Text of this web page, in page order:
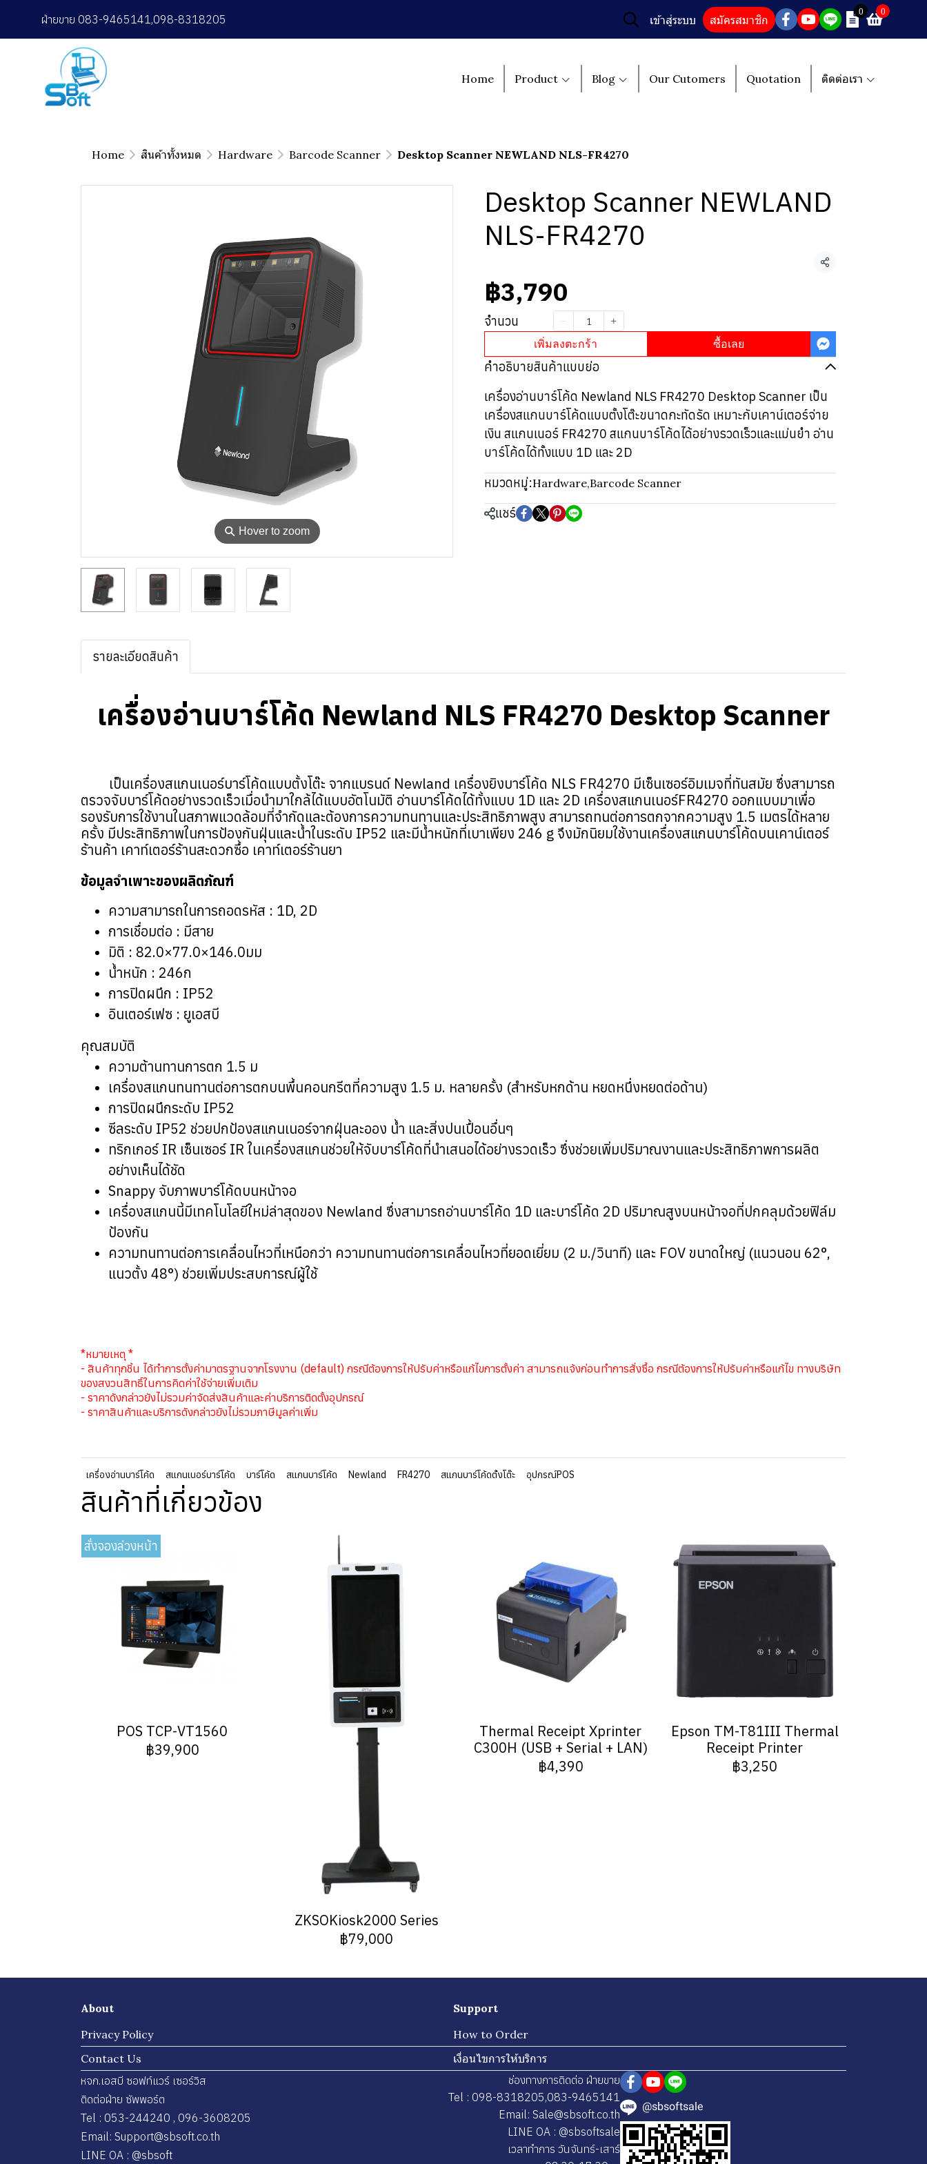
ฝ่ายขาย 083-9465141,098-8318205 เข้าสู่ระบบ สมัครสมาชิก
0 0
Home Product Blog Our Cutomers Quotation ติดต่อเรา
Home สินค้าทั้งหมด Hardware Barcode Scanner Desktop Scanner NEWLAND NLS-FR4270
⚲ Hover to zoom
Desktop Scanner NEWLAND
NLS-FR4270
แชร์
฿3,790
จำนวน
เพิ่มลงตะกร้า ซื้อเลย
คำอธิบายสินค้าแบบย่อ
เครื่องอ่านบาร์โค้ด Newland NLS FR4270 Desktop Scanner เป็น
เครื่องสแกนบาร์โค้ดแบบตั้งโต๊ะขนาดกะทัดรัด เหมาะกับเคาน์เตอร์จ่าย
เงิน สแกนเนอร์ FR4270 สแกนบาร์โค้ดได้อย่างรวดเร็วและแม่นยำ อ่าน
บาร์โค้ดได้ทั้งแบบ 1D และ 2D
หมวดหมู่:Hardware,Barcode Scanner
แชร์
รายละเอียดสินค้า
เครื่องอ่านบาร์โค้ด Newland NLS FR4270 Desktop Scanner
เป็นเครื่องสแกนเนอร์บาร์โค้ดแบบตั้งโต๊ะ จากแบรนด์ Newland เครื่องยิงบาร์โค้ด NLS FR4270 มีเซ็นเซอร์อิมเมจที่ทันสมัย ซึ่งสามารถ
ตรวจจับบาร์โค้ดอย่างรวดเร็วเมื่อนำมาใกล้ได้แบบอัตโนมัติ อ่านบาร์โค้ดได้ทั้งแบบ 1D และ 2D เครื่องสแกนเนอร์FR4270 ออกแบบมาเพื่อ
รองรับการใช้งานในสภาพแวดล้อมที่จำกัดและต้องการความทนทานและประสิทธิภาพสูง สามารถทนต่อการตกจากความสูง 1.5 เมตรได้หลาย
ครั้ง มีประสิทธิภาพในการป้องกันฝุ่นและน้ำในระดับ IP52 และมีน้ำหนักที่เบาเพียง 246 g จึงมักนิยมใช้งานเครื่องสแกนบาร์โค้ดบนเคาน์เตอร์
ร้านค้า เคาท์เตอร์ร้านสะดวกซื้อ เคาท์เตอร์ร้านยา
ข้อมูลจำเพาะของผลิตภัณฑ์
ความสามารถในการถอดรหัส : 1D, 2D
การเชื่อมต่อ : มีสาย
มิติ : 82.0×77.0×146.0มม
น้ำหนัก : 246ก
การปิดผนึก : IP52
อินเตอร์เฟซ : ยูเอสบี
คุณสมบัติ
ความต้านทานการตก 1.5 ม
เครื่องสแกนทนทานต่อการตกบนพื้นคอนกรีตที่ความสูง 1.5 ม. หลายครั้ง (สำหรับหกด้าน หยดหนึ่งหยดต่อด้าน)
การปิดผนึกระดับ IP52
ซีลระดับ IP52 ช่วยปกป้องสแกนเนอร์จากฝุ่นละออง น้ำ และสิ่งปนเปื้อนอื่นๆ
ทริกเกอร์ IR เซ็นเซอร์ IR ในเครื่องสแกนช่วยให้จับบาร์โค้ดที่นำเสนอได้อย่างรวดเร็ว ซึ่งช่วยเพิ่มปริมาณงานและประสิทธิภาพการผลิต
อย่างเห็นได้ชัด
Snappy จับภาพบาร์โค้ดบนหน้าจอ
เครื่องสแกนนี้มีเทคโนโลยีใหม่ล่าสุดของ Newland ซึ่งสามารถอ่านบาร์โค้ด 1D และบาร์โค้ด 2D ปริมาณสูงบนหน้าจอที่ปกคลุมด้วยฟิล์ม
ป้องกัน
ความทนทานต่อการเคลื่อนไหวที่เหนือกว่า ความทนทานต่อการเคลื่อนไหวที่ยอดเยี่ยม (2 ม./วินาที) และ FOV ขนาดใหญ่ (แนวนอน 62°,
แนวตั้ง 48°) ช่วยเพิ่มประสบการณ์ผู้ใช้
*หมายเหตุ *
- สินค้าทุกชิ้น ได้ทำการตั้งค่ามาตรฐานจากโรงงาน (default) กรณีต้องการให้ปรับค่าหรือแก้ไขการตั้งค่า สามารถแจ้งก่อนทำการสั่งซื้อ กรณีต้องการให้ปรับค่าหรือแก้ไข ทางบริษัท
ของสงวนสิทธิ์ในการคิดค่าใช้จ่ายเพิ่มเติม
- ราคาดังกล่าวยังไม่รวมค่าจัดส่งสินค้าและค่าบริการติดตั้งอุปกรณ์
- ราคาสินค้าและบริการดังกล่าวยังไม่รวมภาษีมูลค่าเพิ่ม
เครื่องอ่านบาร์โค้ด สแกนเนอร์บาร์โค้ด บาร์โค้ด สแกนบาร์โค้ด Newland FR4270 สแกนบาร์โค้ดตั้งโต๊ะ อุปกรณ์POS
สินค้าที่เกี่ยวข้อง
สั่งจองล่วงหน้า
POS TCP-VT1560
฿39,900
ZKSOKiosk2000 Series
฿79,000
Thermal Receipt Xprinter
C300H (USB + Serial + LAN)
฿4,390
Epson TM-T81III Thermal
Receipt Printer
฿3,250
About
Privacy Policy
Contact Us
Support
How to Order
เงื่อนไขการให้บริการ
หจก.เอสบี ซอฟท์แวร์ เซอร์วิส
ติดต่อฝ่าย ซัพพอร์ต
Tel : 053-244240 , 096-3608205
Email: Support@sbsoft.co.th
LINE OA : @sbsoft
ช่องทางการติดต่อ ฝ่ายขาย
Tel : 098-8318205,083-9465141
Email: Sale@sbsoft.co.th
LINE OA : @sbsoftsale
เวลาทำการ วันจันทร์-เสาร์
@sbsoftsale